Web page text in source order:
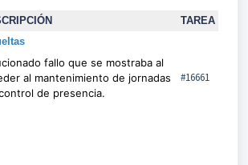
TAREA
fallo que se mostraba al
al mantenimiento de jornadas
de presencia.
#16661